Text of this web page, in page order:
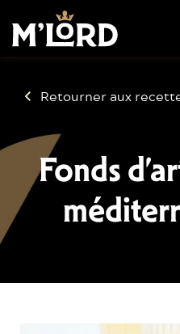
Retourner aux
Fonds